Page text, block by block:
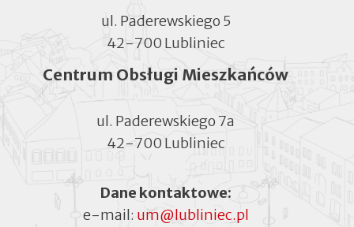
ul. Paderewskiego 5
42-700 Lubliniec
Centrum Obsługi Mieszkańców
ul. Paderewskiego 7a
42-700 Lubliniec
Dane kontaktowe:
e-mail: um@lubliniec.pl